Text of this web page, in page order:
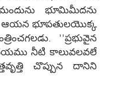
భూమిమీదను
ఆయన భూపతులయొక్క
''ప్రభువైన
నీటి కాలువలవలే
చొప్పున దానిని